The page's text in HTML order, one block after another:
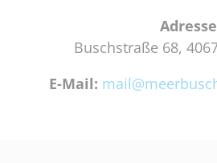
Buschstraße 68,
E-Mail: